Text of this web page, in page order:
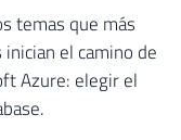
temas que más
el camino de
Azure: elegir el